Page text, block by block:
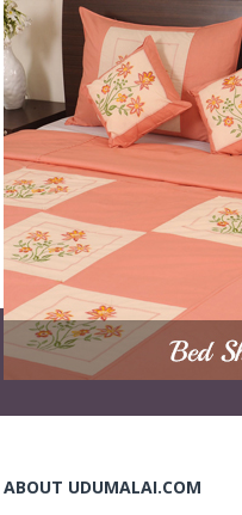
ABOUT UDUMALAI.COM